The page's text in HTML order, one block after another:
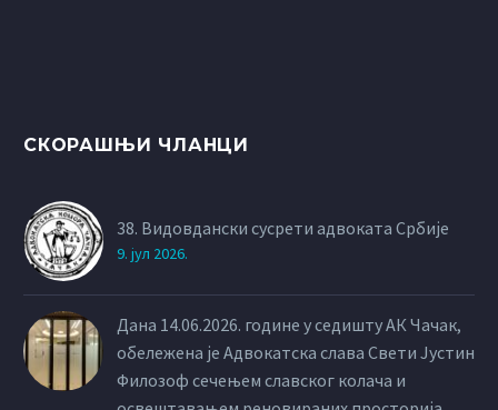
СКОРАШЊИ ЧЛАНЦИ
38. Видовдански сусрети адвоката Србије
9. јул 2026.
Дана 14.06.2026. године у седишту АК Чачак,
обележена је Адвокатска слава Свети Јустин
Филозоф сечењем славског колача и